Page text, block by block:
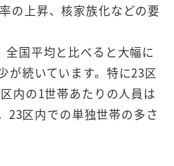
の上昇、核家族化などの要
国平均と比べると大幅に
が続いています。特に23区
内の1世帯あたりの人員は
23区内での単独世帯の多さ